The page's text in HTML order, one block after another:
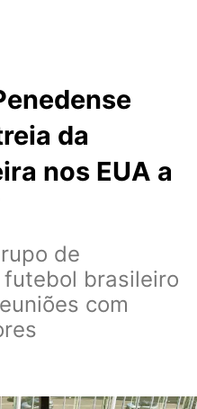
da
nos EUA a
de
brasileiro
com